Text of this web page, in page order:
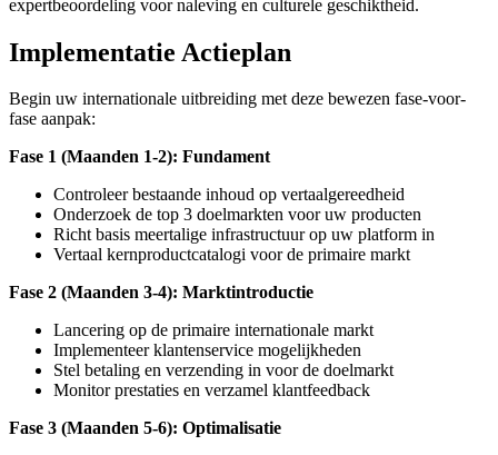
expertbeoordeling voor naleving en culturele geschiktheid.
Implementatie Actieplan
Begin uw internationale uitbreiding met deze bewezen fase-voor-
fase aanpak:
Fase 1 (Maanden 1-2): Fundament
Controleer bestaande inhoud op vertaalgereedheid
Onderzoek de top 3 doelmarkten voor uw producten
Richt basis meertalige infrastructuur op uw platform in
Vertaal kernproductcatalogi voor de primaire markt
Fase 2 (Maanden 3-4): Marktintroductie
Lancering op de primaire internationale markt
Implementeer klantenservice mogelijkheden
Stel betaling en verzending in voor de doelmarkt
Monitor prestaties en verzamel klantfeedback
Fase 3 (Maanden 5-6): Optimalisatie